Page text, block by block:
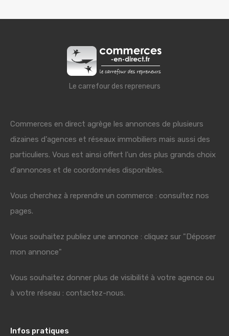
Le carrefour des repreneurs
Commerces en direct agrège les annonces de plusieurs
dizaines d'agences et réseaux immobiliers mais aussi des
particuliers. Vous est ainsi offert l'un des plus grands choix
d'annonces et de coordonnées disponibles.
Vous cherchez à reprendre un commerce : consultez nos
pages.
Vous souhaitez publiez une annonce : cliquez sur "Déposer
mon annonce"
Vous souhaitez donner plus de visibilité à votre agence ou
à votre réseau : contactez-nous.
Infos pratiques